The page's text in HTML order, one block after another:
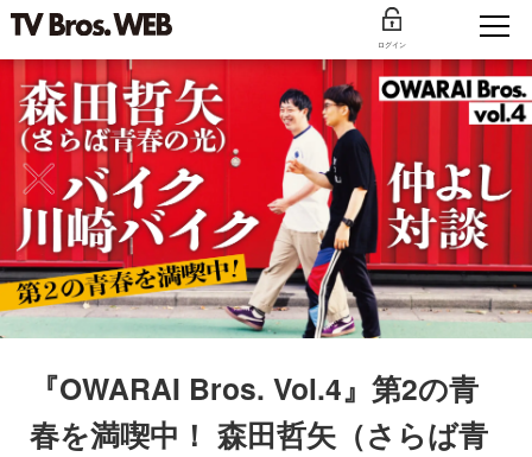
ログイン
『OWARAI Bros. Vol.4』第2の青
春を満喫中！ 森田哲矢（さらば青